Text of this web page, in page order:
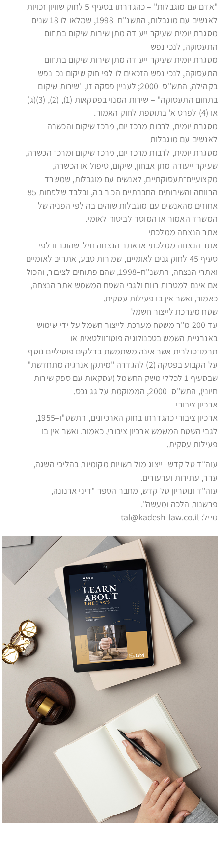
"אדם עם מוגבלות" – כהגדרתו בסעיף 5 לחוק שוויון זכויות
לאנשים עם מוגבלות, התשנ"ח–1998, שמלאו לו 18 שנים
מסגרת יומית שעיקר ייעודה מתן שירות שיקום בתחום
התעסוקה, לנכי נפש
מסגרת יומית שעיקר ייעודה מתן שירות שיקום בתחום
התעסוקה, לנכי נפש הזכאים לו לפי חוק שיקום נכי נפש
בקהילה, התש"ס–2000; לעניין פסקה זו, "שירות שיקום
בתחום התעסוקה" – שירות המנוי בפסקאות (1), (2), (3)(ג)
או (4) לפרט א' בתוספת לחוק האמור.
מסגרת יומית, לרבות מרכז יום, מרכז שיקום והכשרה
לאנשים עם מוגבלות
מסגרת יומית, לרבות מרכז יום, מרכז שיקום ומרכז הכשרה,
שעיקר ייעודה מתן אבחון, שיקום, טיפול או הכשרה,
מקצועיים־תעסוקתיים, לאנשים עם מוגבלות, שמשרד
הרווחה והשירותים החברתיים הכיר בה, ובלבד שלפחות 85
אחוזים מהאנשים עם מוגבלות שוהים בה לפי הפניה של
המשרד האמור או המוסד לביטוח לאומי.
אתר הנצחה ממלכתי
אתר הנצחה ממלכתי או אתר הנצחה חילי שהוכרזו לפי
סעיף 45 לחוק גנים לאומיים, שמורות טבע, אתרים לאומיים
ואתרי הנצחה, התשנ"ח–1998, שהם פתוחים לציבור, והכול
אם אינם למטרות רווח ולגבי השטח המשמש אתר הנצחה,
כאמור, ואשר אין בו פעילות עסקית.
שטח מערכת לייצור חשמל
עד 200 מ"ר משטח מערכת לייצור חשמל על ידי שימוש
באנרגיית השמש בטכנולוגיה פוטו־וולטאית או
תרמו־סולרית אשר אינה משתמשת בדלקים פוסיליים נוסף
על הקבוע בפסקה (2) להגדרה "מיתקן אנרגיה מתחדשת"
שבסעיף 1 לכללי משק החשמל (עסקאות עם ספק שירות
חיוני), התש"ס–2000, הממוקמת על גג נכס.
ארכיון ציבורי
ארכיון ציבורי כהגדרתו בחוק הארכיונים, התשט"ו–1955,
לגבי השטח המשמש ארכיון ציבורי, כאמור, ואשר אין בו
פעילות עסקית.
עוה"ד טל קדש- ייצוג מול רשויות מקומיות בהליכי השגה,
ערר, עתירות וערעורים.
עוה"ד ונוטריון טל קדש, מחבר הספר "דיני ארנונה,
פרשנות הלכה ומעשה".
מייל: tal@kadesh-law.co.il